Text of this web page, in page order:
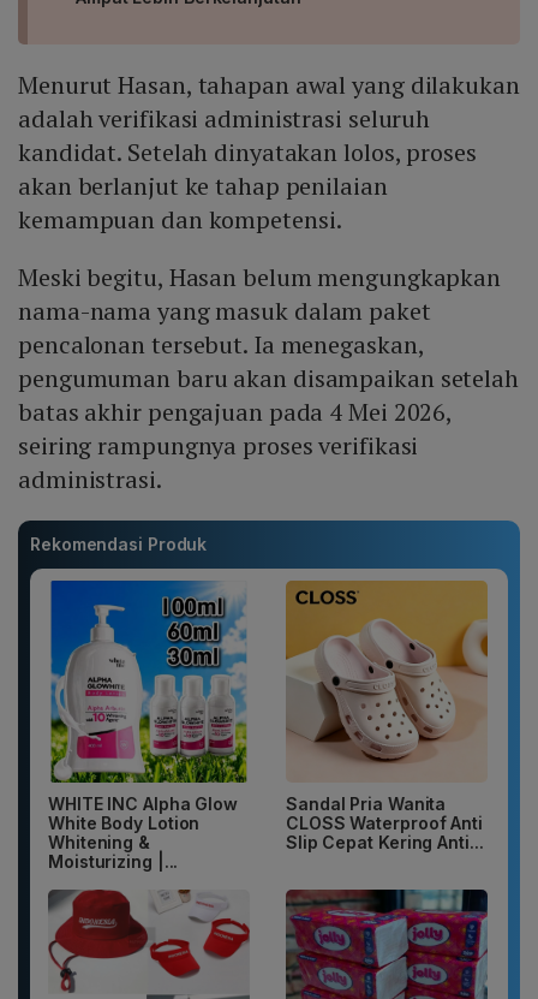
Menurut Hasan, tahapan awal yang dilakukan
adalah verifikasi administrasi seluruh
kandidat. Setelah dinyatakan lolos, proses
akan berlanjut ke tahap penilaian
kemampuan dan kompetensi.
Meski begitu, Hasan belum mengungkapkan
nama-nama yang masuk dalam paket
pencalonan tersebut. Ia menegaskan,
pengumuman baru akan disampaikan setelah
batas akhir pengajuan pada 4 Mei 2026,
seiring rampungnya proses verifikasi
administrasi.
Rekomendasi Produk
WHITE INC Alpha Glow
White Body Lotion
Whitening &
Moisturizing |...
Sandal Pria Wanita
CLOSS Waterproof Anti
Slip Cepat Kering Anti...